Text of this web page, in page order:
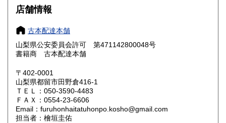
大阪府
奈良県
鳥取県 800円 島根県
岡山県
山口県 800円
香川県 800円 愛媛県
店舗情報
古本配達本舗
山梨県公安委員会許可 第471142800048号
書籍商 古本配達本舗
〒402-0001
山梨県都留市田野倉416-1
ＴＥＬ：050-3590-4483
ＦＡＸ：0554-23-6606
Email：furuhonhaitatuhonpo.kosho@gmail.com
担当者：檜垣圭佑